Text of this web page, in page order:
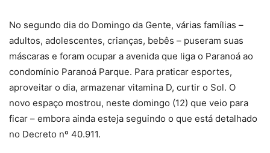
No segundo dia do Domingo da Gente, várias famílias –
adultos, adolescentes, crianças, bebês – puseram suas
máscaras e foram ocupar a avenida que liga o Paranoá ao
condomínio Paranoá Parque. Para praticar esportes,
aproveitar o dia, armazenar vitamina D, curtir o Sol. O
novo espaço mostrou, neste domingo (12) que veio para
ficar – embora ainda esteja seguindo o que está detalhado
no Decreto nº 40.911.